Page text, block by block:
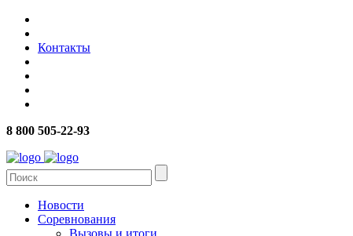
Контакты
8 800 505-22-93
Новости
Соревнования
Вызовы и итоги